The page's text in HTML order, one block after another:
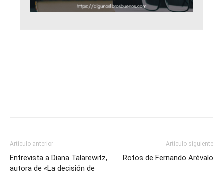
Artículo anterior
Entrevista a Diana Talarewitz,
autora de «La decisión de
Artículo siguiente
Rotos de Fernando Arévalo